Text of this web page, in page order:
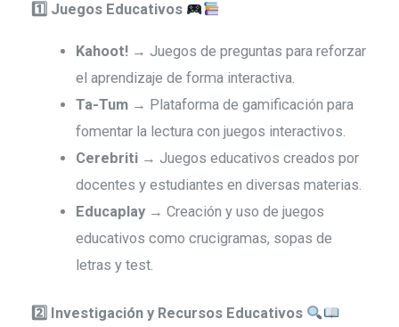
1️ Juegos Educativos
Kahoot!→ Juegos de preguntas para reforzar
el aprendizaje de forma interactiva.
Ta-Tum→ Plataforma de gamificación para
fomentar la lectura con juegos interactivos.
Cerebriti→ Juegos educativos creados por
docentes y estudiantes en diversas materias.
Educaplay→ Creación y uso de juegos
educativos como crucigramas, sopas de
letras y test.
2️ Investigación y Recursos Educativos